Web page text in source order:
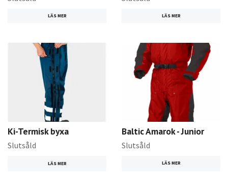
LÄS MER LÄS MER
Ki-Termisk byxa
Slutsåld
LÄS MER
Baltic Amarok - Junior
Slutsåld
LÄS MER